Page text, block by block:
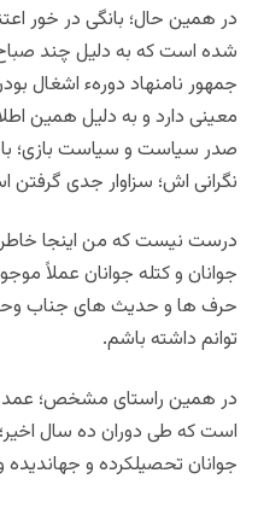
در همین حال؛ بانگی در خور
شده است که به دلیل چند
جمهور نامنهاد دورهء اشغال
معینی دارد و به دلیل همین
صدر سیاست و سیاست بازی؛
نگرانی اش؛ سزاوار جدی گرفتن
درست نیست که من اینجا
جوانان و کتله جوانان عملاً
حرف ها و حدیث های جناب
توانم داشته باشم.
در همین راستای مشخص؛
است که طی دوران ده سال
جوانان تحصیلکرده و